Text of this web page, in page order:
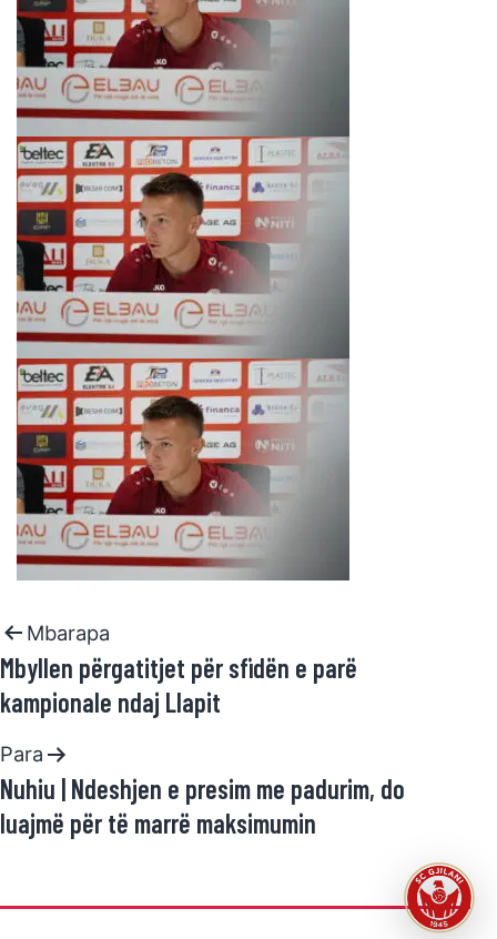
Mbarapa
Mbyllen përgatitjet për sfidën e parë
kampionale ndaj Llapit
Para
Nuhiu | Ndeshjen e presim me padurim, do
luajmë për të marrë maksimumin